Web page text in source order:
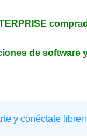
de software
y conéctate